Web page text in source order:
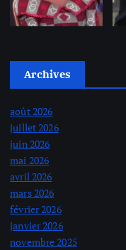
Archives
août 2026
juillet 2026
juin 2026
mai 2026
avril 2026
mars 2026
février 2026
janvier 2026
novembre 2025